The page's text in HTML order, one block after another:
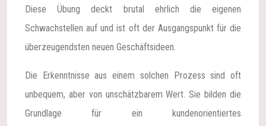
Diese Übung deckt brutal ehrlich die eigenen
Schwachstellen auf und ist oft der Ausgangspunkt für die
überzeugendsten neuen Geschäftsideen.
Die Erkenntnisse aus einem solchen Prozess sind oft
unbequem, aber von unschätzbarem Wert. Sie bilden die
Grundlage für ein kundenorientiertes